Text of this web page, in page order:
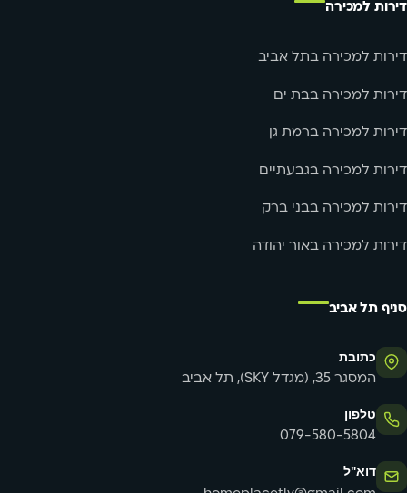
דירות למכירה
דירות למכירה בתל אביב
דירות למכירה בבת ים
דירות למכירה ברמת גן
דירות למכירה בגבעתיים
דירות למכירה בבני ברק
דירות למכירה באור יהודה
סניף תל אביב
כתובת
המסגר 35, (מגדל SKY), תל אביב
טלפון
079-580-5804
דוא"ל